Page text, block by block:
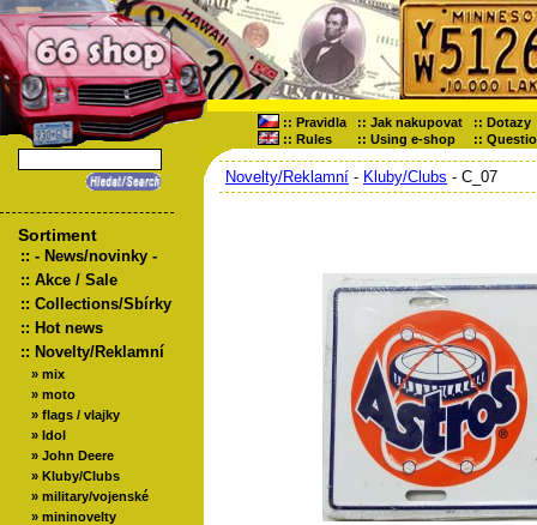
:: Pravidla :: Jak nakupovat :: Dotazy
:: Rules :: Using e-shop ::
Sortiment
:: - News/novinky -
:: Akce / Sale
:: Collections/Sbírky
:: Hot news
:: Novelty/Reklamní
» mix
» moto
» flags / vlajky
» Idol
» John Deere
» Kluby/Clubs
» military/vojenské
» mininovelty
Novelty/Reklamní - Kluby/Clubs - C_07